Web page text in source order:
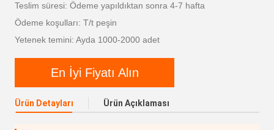
Teslim süresi: Ödeme yapıldıktan sonra 4-7 hafta
Ödeme koşulları: T/t peşin
Yetenek temini: Ayda 1000-2000 adet
En İyi Fiyatı Alın
Ürün Detayları Ürün Açıklaması